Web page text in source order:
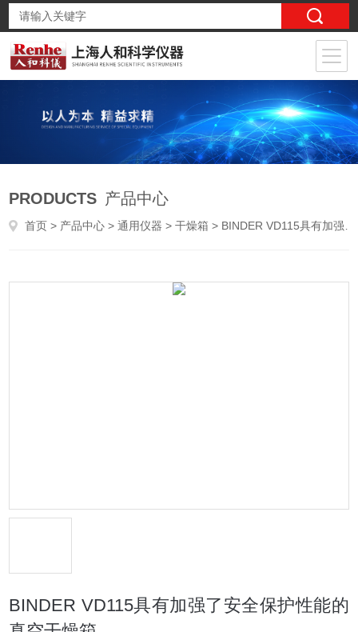
PRODUCTS 产品中心
首页 > 产品中心 >通用仪器 >干燥箱 > BINDER VD115具有加强了安全保护性能的真空干燥箱
BINDER VD115具有加强了安全保护性能的